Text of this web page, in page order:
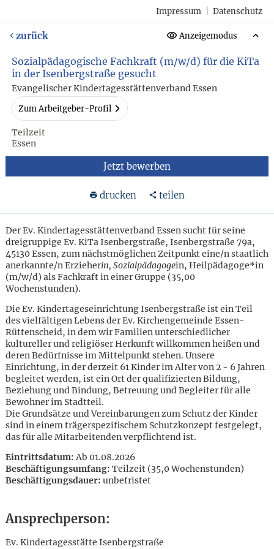
Impressum Datenschutz
zurück Anzeigemodus
Sozialpädagogische Fachkraft (m/w/d) für die KiTa
in der Isenbergstraße gesucht
Evangelischer Kindertagesstättenverband Essen
Zum Arbeitgeber-Profil
Teilzeit
Essen
Jetzt bewerben
drucken teilen
Der Ev. Kindertagesstättenverband Essen sucht für seine
dreigruppige Ev. KiTa Isenbergstraße, Isenbergstraße 79a,
45130 Essen, zum nächstmöglichen Zeitpunkt eine/n staatlich
anerkannte/n Erzieherin, Sozialpädagogein, Heilpädagoge*in
(m/w/d) als Fachkraft in einer Gruppe (35,00
Wochenstunden).
Die Ev. Kindertageseinrichtung Isenbergstraße ist ein Teil
des vielfältigen Lebens der Ev. Kirchengemeinde Essen-
Rüttenscheid, in dem wir Familien unterschiedlicher
kultureller und religiöser Herkunft willkommen heißen und
deren Bedürfnisse im Mittelpunkt stehen. Unsere
Einrichtung, in der derzeit 61 Kinder im Alter von 2 - 6 Jahren
begleitet werden, ist ein Ort der qualifizierten Bildung,
Beziehung und Bindung, Betreuung und Begleiter für alle
Bewohner im Stadtteil.
Die Grundsätze und Vereinbarungen zum Schutz der Kinder
sind in einem trägerspezifischem Schutzkonzept festgelegt,
das für alle Mitarbeitenden verpflichtend ist.
Eintrittsdatum:Ab 01.08.2026
Beschäftigungsumfang: Teilzeit (35,0 Wochenstunden)
Beschäftigungsdauer: unbefristet
Ansprechperson:
Ev. Kindertagesstätte Isenbergstraße